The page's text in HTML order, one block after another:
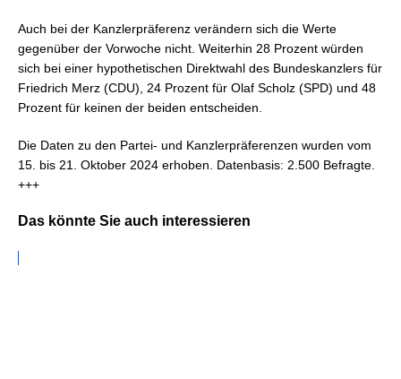
Auch bei der Kanzlerpräferenz verändern sich die Werte
gegenüber der Vorwoche nicht. Weiterhin 28 Prozent würden
sich bei einer hypothetischen Direktwahl des Bundeskanzlers für
Friedrich Merz (CDU), 24 Prozent für Olaf Scholz (SPD) und 48
Prozent für keinen der beiden entscheiden.
Die Daten zu den Partei- und Kanzlerpräferenzen wurden vom
15. bis 21. Oktober 2024 erhoben. Datenbasis: 2.500 Befragte.
+++
Das könnte Sie auch interessieren